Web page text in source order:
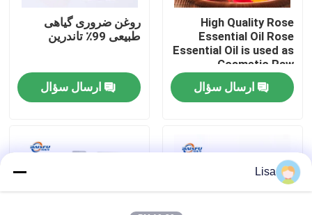
تور کارخانه
کنترل کیفیت
اخبار
High Quality Rose
Essential Oil Rose
Essential Oil is used as
Cosmetic Raw
Material
ارسال سؤال
روغن ضروری گیاهی
طبیعی 99٪ تاندرین
ارسال سؤال
Lisa